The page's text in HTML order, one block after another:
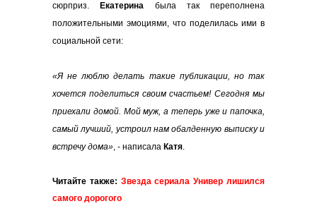
сюрприз.
Екатерина была так переполнена
положительными эмоциями, что поделилась ими в
социальной сети:
«Я не люблю делать такие публикации, но так
хочется поделиться своим счастьем! Сегодня мы
приехали домой. Мой муж, а теперь уже и папочка,
самый лучший, устроил нам обалденную выписку и
встречу дома», - написала Катя.
Читайте также: Звезда сериала Универ лишился
самого дорогого